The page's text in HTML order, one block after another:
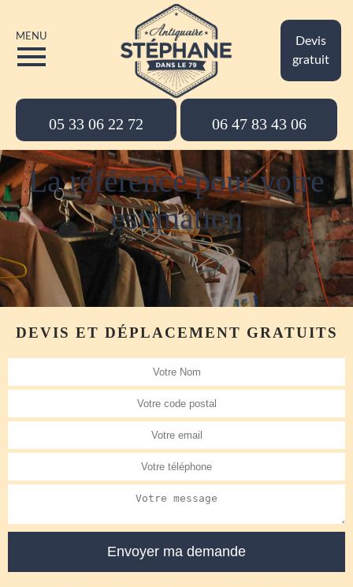
Devis
gratuit
MENU
05 33 06 22 72 06 47 83 43 06
La référence pour votre
estimation
DEVIS ET DÉPLACEMENT GRATUITS